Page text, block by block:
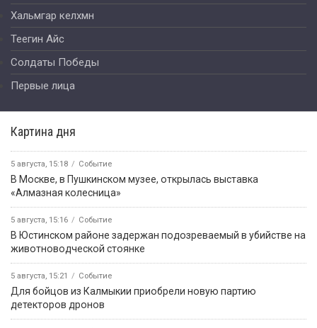
Хальмгар келхмн
Теегин Айс
Солдаты Победы
Первые лица
Картина дня
5 августа, 15:18 Событие
В Москве, в Пушкинском музее, открылась выставка
«Алмазная колесница»
5 августа, 15:16 Событие
В Юстинском районе задержан подозреваемый в убийстве на
животноводческой стоянке
5 августа, 15:21 Событие
Для бойцов из Калмыкии приобрели новую партию
детекторов дронов